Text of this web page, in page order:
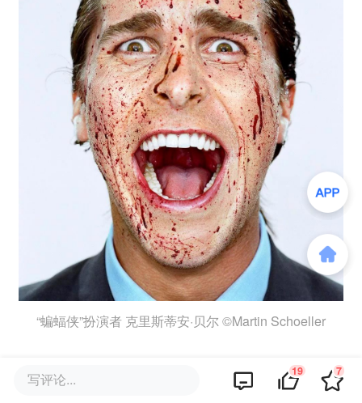
“蝙蝠侠”扮演者 克里斯蒂安·贝尔 ©Martin Schoeller
后来搬去美国，拍名人，我也不会在他们面
写评论... 19 7